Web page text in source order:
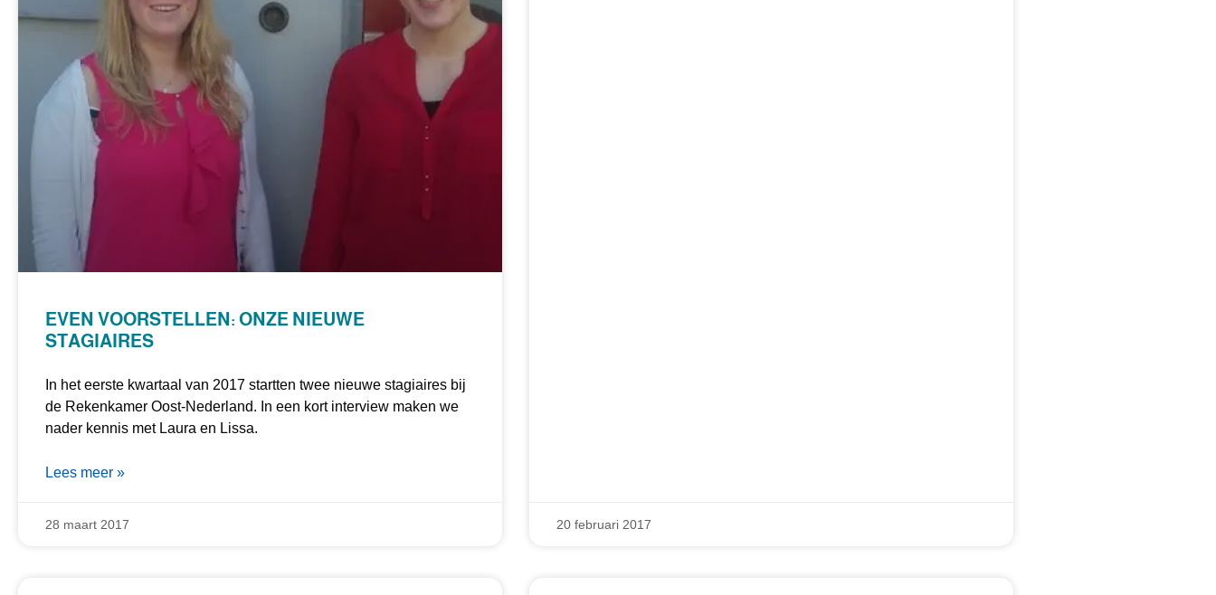
EVEN VOORSTELLEN: ONZE NIEUWE
STAGIAIRES
In het eerste kwartaal van 2017 startten twee nieuwe stagiaires bij
de Rekenkamer Oost-Nederland. In een kort interview maken we
nader kennis met Laura en Lissa.
Lees meer »
28 maart 2017 20 februari 2017